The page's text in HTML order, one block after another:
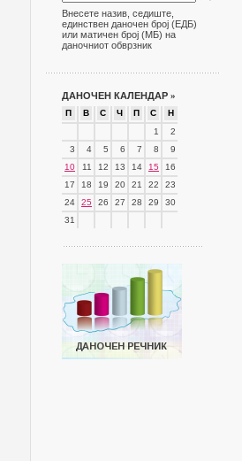
Внесете назив, седиште,
единствен даночен број (ЕДБ)
или матичен број (МБ) на
даночниот обврзник
ДАНОЧЕН КАЛЕНДАР »
П В С Ч П С
Н
1
2
3
4 5 6 7 8
9
10
11 12 13 14 15
16
17
18 19 20 21 22
23
24
25 26 27 28 29
30
31